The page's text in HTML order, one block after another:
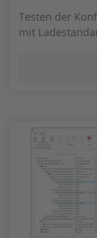
Testen der
mit